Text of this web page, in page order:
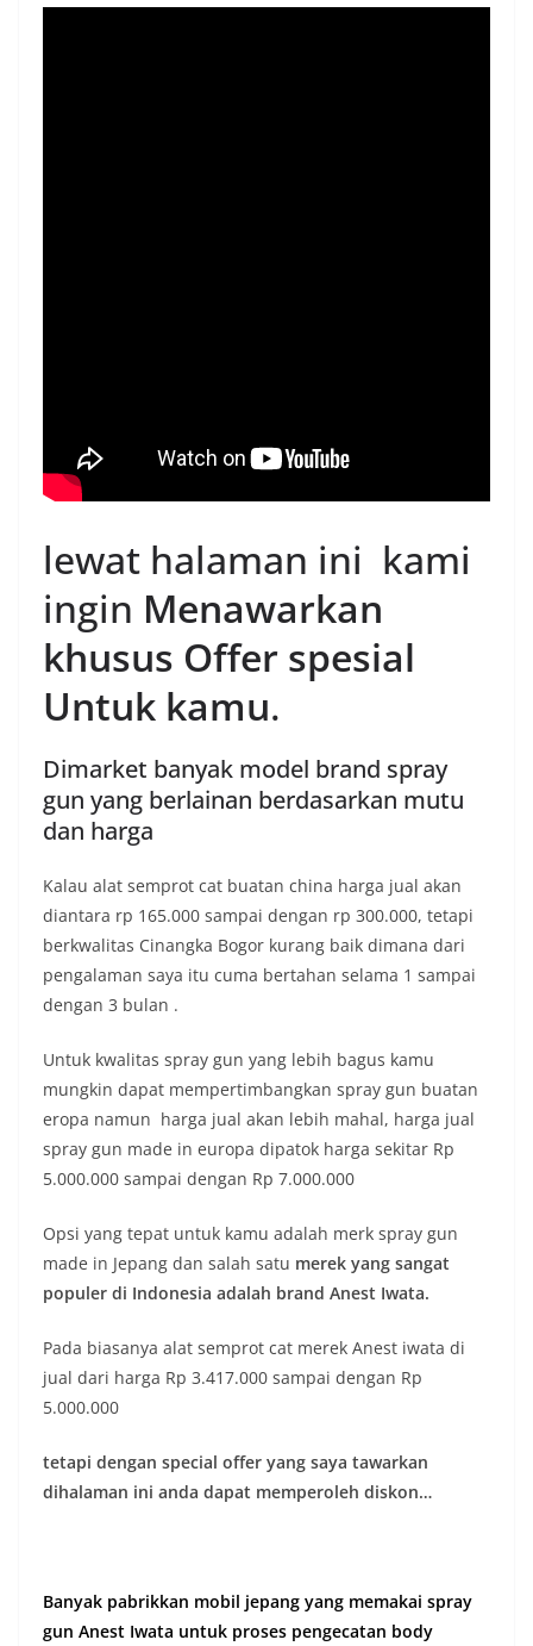
lewat halaman ini kami
ingin Menawarkan
khusus Offer spesial
Untuk kamu.
Dimarket banyak model brand spray
gun yang berlainan berdasarkan mutu
dan harga
Kalau alat semprot cat buatan china harga jual akan
diantara rp 165.000 sampai dengan rp 300.000, tetapi
berkwalitas Cinangka Bogor kurang baik dimana dari
pengalaman saya itu cuma bertahan selama 1 sampai
dengan 3 bulan .
Untuk kwalitas spray gun yang lebih bagus kamu
mungkin dapat mempertimbangkan spray gun buatan
eropa namun harga jual akan lebih mahal, harga jual
spray gun made in europa dipatok harga sekitar Rp
5.000.000 sampai dengan Rp 7.000.000
Opsi yang tepat untuk kamu adalah merk spray gun
made in Jepang dan salah satu merek yang sangat
populer di Indonesia adalah brand Anest Iwata.
Pada biasanya alat semprot cat merek Anest iwata di
jual dari harga Rp 3.417.000 sampai dengan Rp
5.000.000
tetapi dengan special offer yang saya tawarkan
dihalaman ini anda dapat memperoleh diskon…
Banyak pabrikkan mobil jepang yang memakai spray
gun Anest Iwata untuk proses pengecatan body